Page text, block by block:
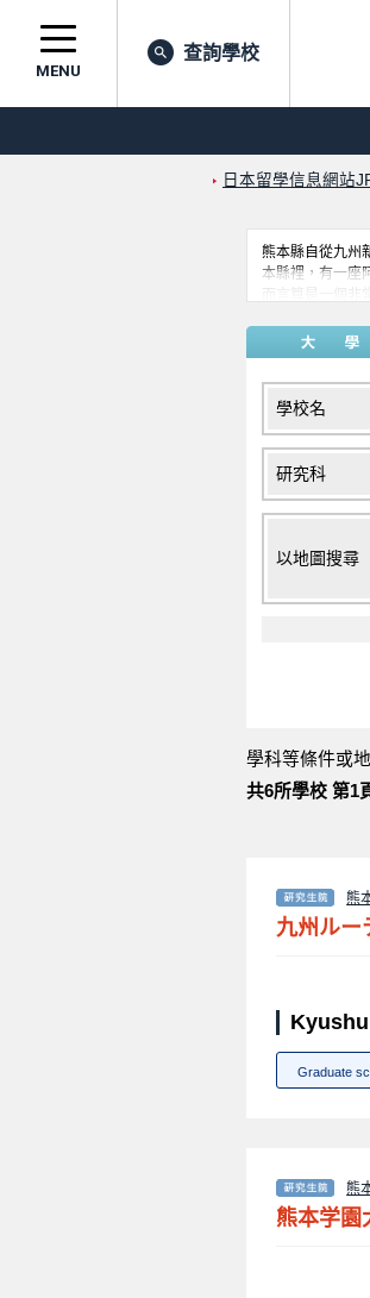
MENU
查詢學校
日本留學信息網站
熊本縣自從九州
本縣裡，有一座
而言算是一個
學校名
研究科
以地圖搜尋
學科等條件或
共6所學校 第1
熊
九州ルー
Graduate
熊
熊本学園